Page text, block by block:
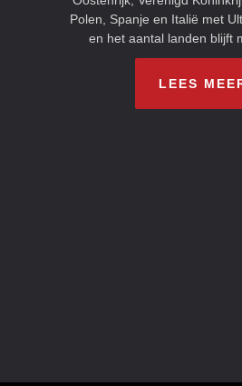
Polen, Spanje en Italië met
en het aantal landen blijft
LEES